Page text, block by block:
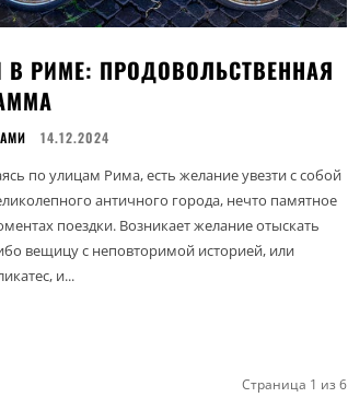
РИМЕ: ПРОДОВОЛЬСТВЕННАЯ
14.12.2024
по улицам Рима, есть желание увезти с собой
античного города, нечто памятное
поездки. Возникает желание отыскать
вещицу с неповторимой историей, или
и...
Страница 1 из 6